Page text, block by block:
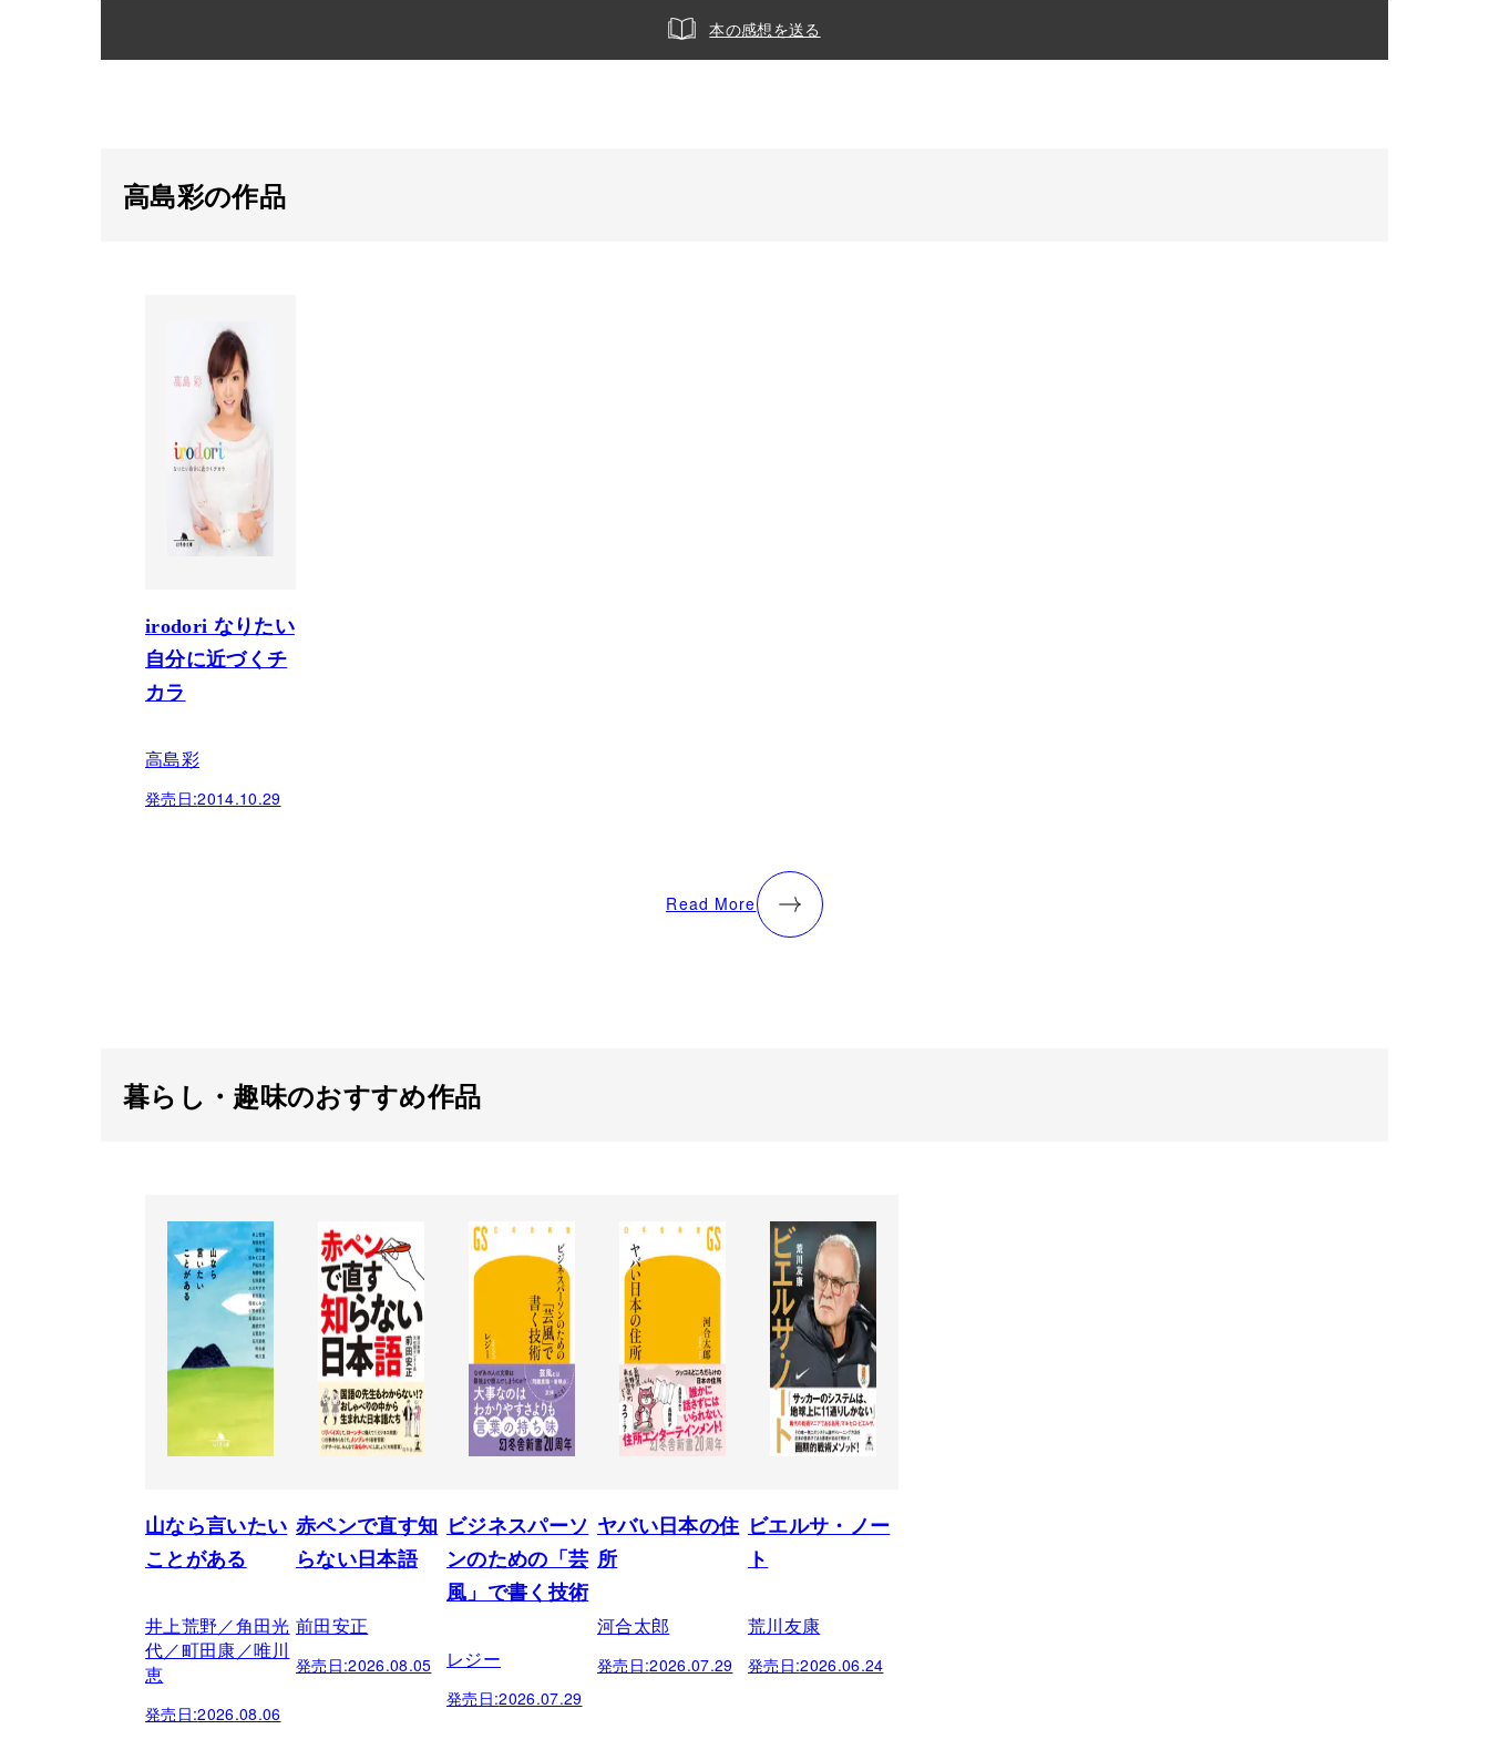
本の感想を送る
高島彩の作品
irodori なりたい
自分に近づくチ
カラ
高島彩
発売日:2014.10.29
Read More
暮らし・趣味のおすすめ作品
山なら言いたい
ことがある
井上荒野／角田光
代／町田康／唯川
恵
発売日:2026.08.06
赤ペンで直す知
らない日本語
前田安正
発売日:2026.08.05
ビジネスパーソ
ンのための「芸
風」で書く技術
レジー
発売日:2026.07.29
ヤバい日本の住
所
河合太郎
発売日:2026.07.29
ビエルサ・ノー
ト
荒川友康
発売日:2026.06.24